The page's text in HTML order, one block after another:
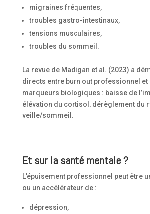
migraines fréquentes,
troubles gastro-intestinaux,
tensions musculaires,
troubles du sommeil.
La revue de Madigan et al. (2023) a
directs entre burn out professionnel et
marqueurs biologiques : baisse de
élévation du cortisol, dérèglement du
veille/sommeil.
Et sur la santé mentale ?
L’épuisement professionnel peut être
ou un accélérateur de :
dépression,